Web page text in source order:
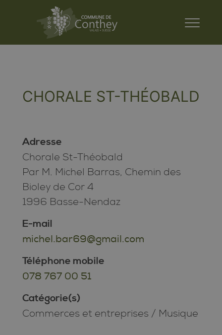
CHORALE ST-THÉOBALD
Adresse
Chorale St-Théobald
Par M. Michel Barras, Chemin des
Bioley de Cor 4
1996 Basse-Nendaz
E-mail
michel.bar69@gmail.com
Téléphone mobile
078 767 00 51
Catégorie(s)
Commerces et entreprises / Musique